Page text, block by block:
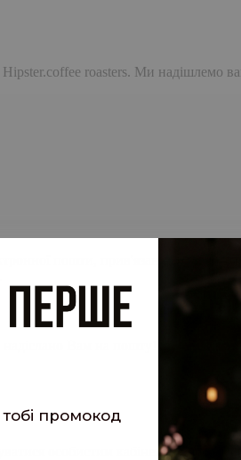
roasters. Ми надішлемо
пошти, прив'язану до
надіслано Вам на пошту!
особистим кабінетом, щоб
промокод